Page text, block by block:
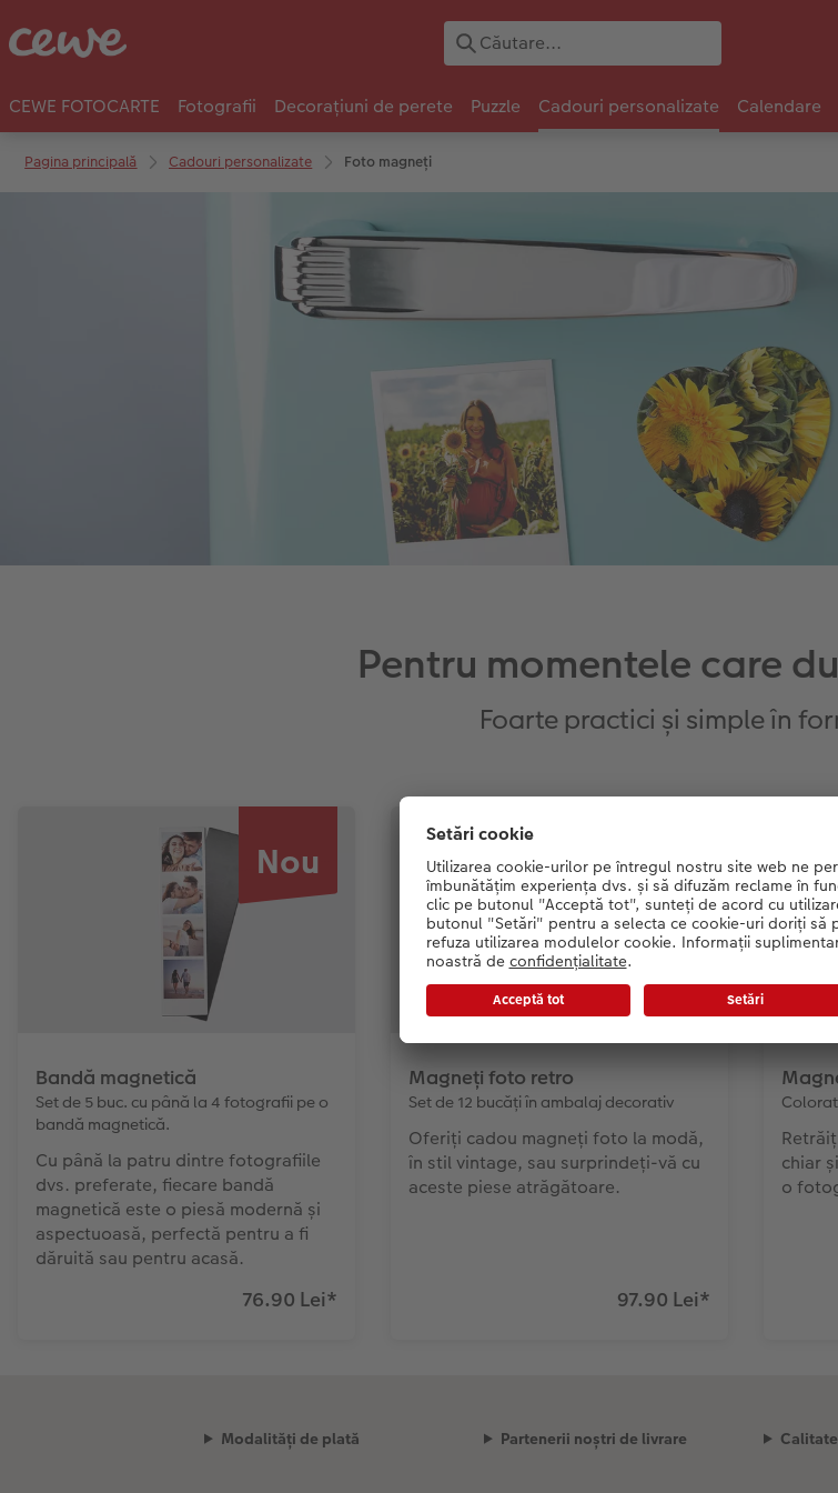
CEWE FOTOCARTE Fotografii Decorațiuni de perete Puzzle Cadouri personalizate Calendare
Pagina principală Cadouri personalizate Foto magneți
Pentru momentele care
Foarte practici și simple în
Nou
Bandă magnetică
Set de 5 buc. cu până la 4 fotografii pe o
bandă magnetică.
Cu până la patru dintre fotografiile
dvs. preferate, fiecare bandă
magnetică este o piesă modernă și
aspectuoasă, perfectă pentru a fi
dăruită sau pentru acasă.
76.90 Lei*
Nou
Magneți foto retro
Set de 12 bucăți în ambalaj decorativ
Oferiți cadou magneți foto la modă,
în stil vintage, sau surprindeți-vă cu
aceste piese atrăgătoare.
97.90 Lei*
chiar
o
Modalități de plată Partenerii noștri de livrare